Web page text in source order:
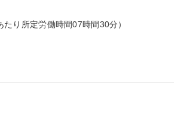
り所定労働時間07時間30分）